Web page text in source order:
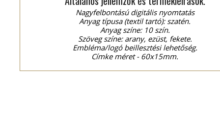
Nagyfelbontású digitális nyomtatás
Anyag típusa (textil tartó): szatén.
Anyag színe: 10 szín.
Szöveg színe: arany, ezüst, fekete.
Embléma/logó beillesztési lehetőség.
Címke méret - 60x15mm.